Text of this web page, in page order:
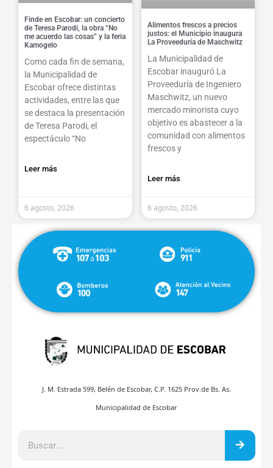
Finde en Escobar: un concierto
de Teresa Parodi, la obra “No
me acuerdo las cosas” y la feria
Kamogelo
Como cada fin de semana,
la Municipalidad de
Escobar ofrece distintas
actividades, entre las que
se destaca la presentación
de Teresa Parodi, el
espectáculo “No
Leer más
6 agosto, 2026
Alimentos frescos a precios
justos: el Municipio inaugura
La Proveeduría de Maschwitz
La Municipalidad de
Escobar inauguró La
Proveeduría de Ingeniero
Maschwitz, un nuevo
mercado minorista cuyo
objetivo es abastecer a la
comunidad con alimentos
frescos y
Leer más
6 agosto, 2026
J. M. Estrada 599, Belén de Escobar, C.P. 1625 Prov.de Bs. As.
Municipalidad de Escobar